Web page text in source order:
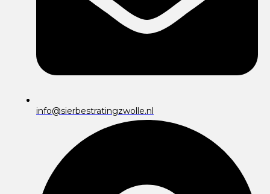
info@sierbestratingzwolle.nl